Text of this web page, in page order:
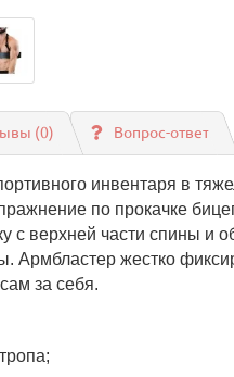
(0) Вопрос-ответ
инвентаря в
по прокачке
с верхней части спины и
Армбластер жестко
за себя.